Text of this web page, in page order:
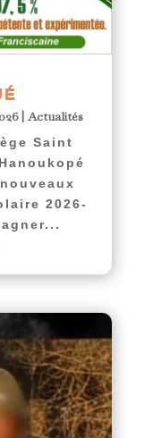
|Actualités
Saint
2026-